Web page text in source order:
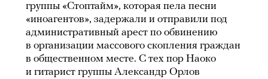
группы «Стоптайм», которая пела песни
«иноагентов», задержали и отправили под
административный арест по обвинению
в организации массового скопления граждан
в общественном месте. С тех пор Наоко
и гитарист группы Александр Орлов